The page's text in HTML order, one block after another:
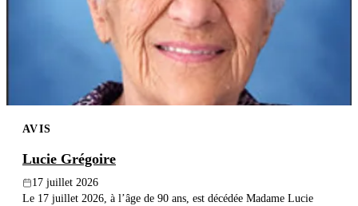
AVIS
Lucie Grégoire
17 juillet 2026
Le 17 juillet 2026, à l’âge de 90 ans, est décédée Madame Lucie